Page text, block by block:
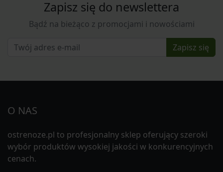
Zapisz się do newslettera
Bądź na bieżąco z promocjami i nowościami
Zapisz się
O NAS
ostrenoze.pl to profesjonalny sklep oferujący szeroki
wybór produktów wysokiej jakości w konkurencyjnych
cenach.